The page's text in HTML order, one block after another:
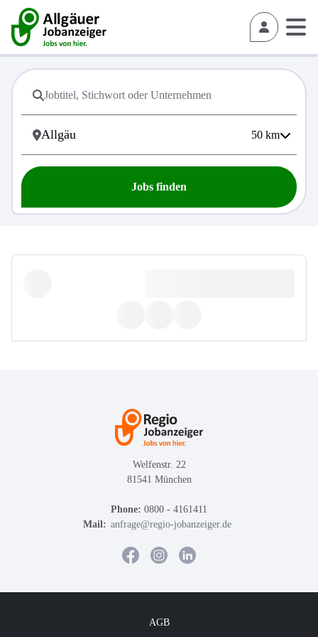
50 km
Jobs finden
Welfenstr. 22
81541 München
Phone: 0800 - 4161411
Mail: anfrage@regio-jobanzeiger.de
AGB